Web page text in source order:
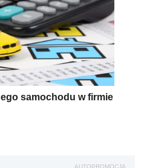
samochodu w firmie
AUTOPROMOCJA